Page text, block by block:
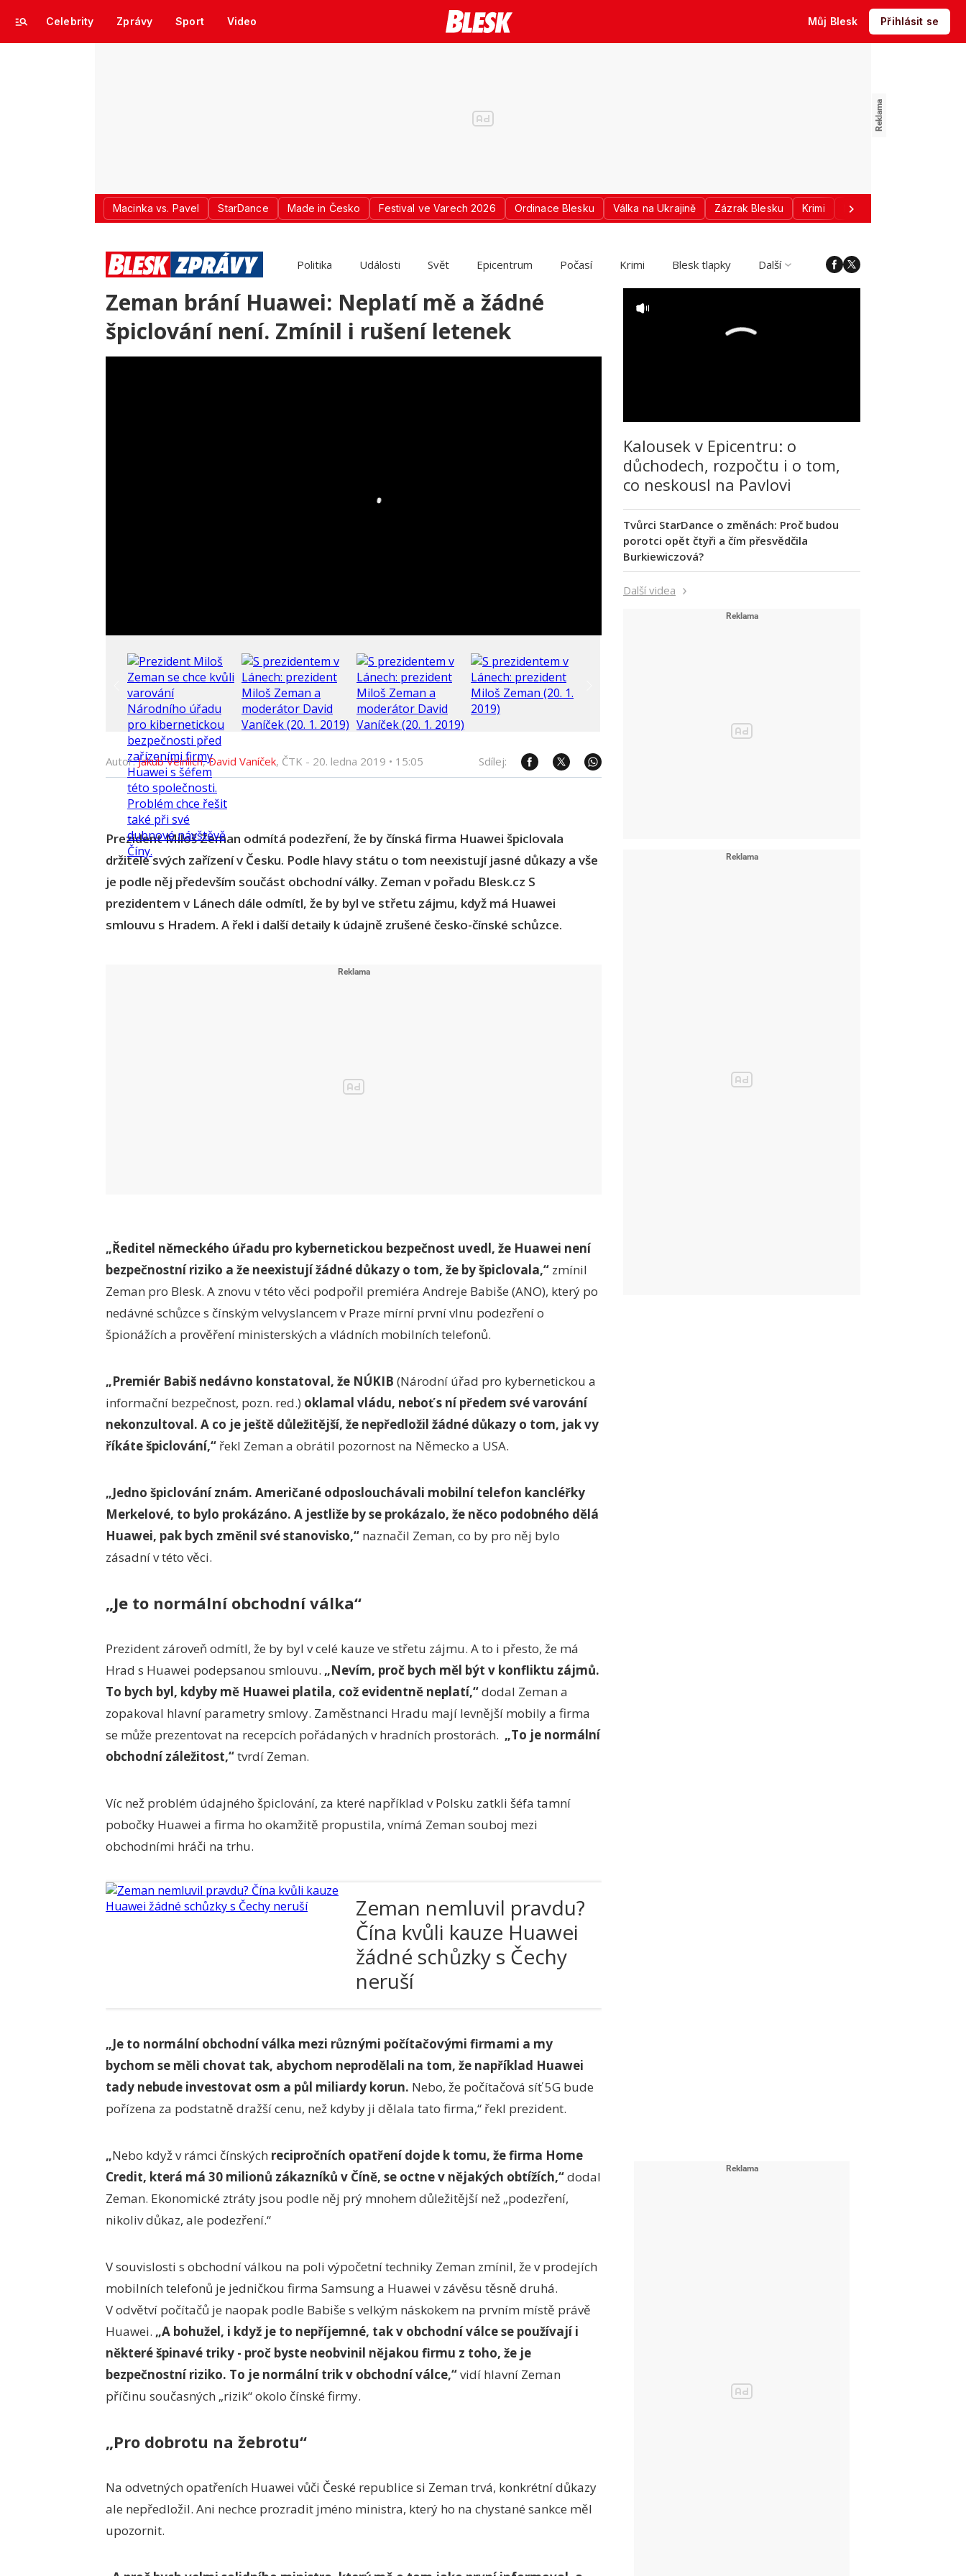
Celebrity Zprávy Sport Video Můj Blesk Přihlásit se
Macinka vs. Pavel StarDance Made in Česko Festival ve Varech 2026 Ordinace Blesku Válka na Ukrajině Zázrak Blesku Krimi Donald Trump
Politika Události Svět Epicentrum Počasí Krimi Blesk tlapky Další
Zeman brání Huawei: Neplatí mě a žádné
špiclování není. Zmínil i rušení letenek
Autor:Jakub Veinlich,David Vaníček, ČTK - 20. ledna 2019 • 15:05 Sdílej:
Prezident Miloš Zeman odmítá podezření, že by čínská firma Huawei špiclovala
držitele svých zařízení v Česku. Podle hlavy státu o tom neexistují jasné důkazy a vše
je podle něj především součást obchodní války. Zeman v pořadu Blesk.cz S
prezidentem v Lánech dále odmítl, že by byl ve střetu zájmu, když má Huawei
smlouvu s Hradem. A řekl i další detaily k údajně zrušené česko-čínské schůzce.
„Ředitel německého úřadu pro kybernetickou bezpečnost uvedl, že Huawei není
bezpečnostní riziko a že neexistují žádné důkazy o tom, že by špiclovala,“ zmínil
Zeman pro Blesk. A znovu v této věci podpořil premiéra Andreje Babiše (ANO), který po
nedávné schůzce s čínským velvyslancem v Praze mírní první vlnu podezření o
špionážích a prověření ministerských a vládních mobilních telefonů.
„Premiér Babiš nedávno konstatoval, že NÚKIB (Národní úřad pro kybernetickou a
informační bezpečnost, pozn. red.) oklamal vládu, neboť s ní předem své varování
nekonzultoval. A co je ještě důležitější, že nepředložil žádné důkazy o tom, jak vy
říkáte špiclování,“ řekl Zeman a obrátil pozornost na Německo a USA.
„Jedno špiclování znám. Američané odposlouchávali mobilní telefon kancléřky
Merkelové, to bylo prokázáno. A jestliže by se prokázalo, že něco podobného dělá
Huawei, pak bych změnil své stanovisko,“ naznačil Zeman, co by pro něj bylo
zásadní v této věci.
„Je to normální obchodní válka“
Prezident zároveň odmítl, že by byl v celé kauze ve střetu zájmu. A to i přesto, že má
Hrad s Huawei podepsanou smlouvu. „Nevím, proč bych měl být v konfliktu zájmů.
To bych byl, kdyby mě Huawei platila, což evidentně neplatí,“dodal Zeman a
zopakoval hlavní parametry smlovy. Zaměstnanci Hradu mají levnější mobily a firma
se může prezentovat na recepcích pořádaných v hradních prostorách. „To je normální
obchodní záležitost,“tvrdí Zeman.
Víc než problém údajného špiclování, za které například v Polsku zatkli šéfa tamní
pobočky Huawei a firma ho okamžitě propustila, vnímá Zeman souboj mezi
obchodními hráči na trhu.
Zeman nemluvil pravdu?
Čína kvůli kauze Huawei
žádné schůzky s Čechy
neruší
„Je to normální obchodní válka mezi různými počítačovými firmami a my
bychom se měli chovat tak, abychom neprodělali na tom, že například Huawei
tady nebude investovat osm a půl miliardy korun. Nebo, že počítačová síť 5G bude
pořízena za podstatně dražší cenu, než kdyby ji dělala tato firma,“ řekl prezident.
„Nebo když v rámci čínských recipročních opatření dojde k tomu, že firma Home
Credit, která má 30 milionů zákazníků v Číně, se octne v nějakých obtížích,“dodal
Zeman. Ekonomické ztráty jsou podle něj prý mnohem důležitější než „podezření,
nikoliv důkaz, ale podezření.“
V souvislosti s obchodní válkou na poli výpočetní techniky Zeman zmínil, že v prodejích
mobilních telefonů je jedničkou firma Samsung a Huawei v závěsu těsně druhá.
V odvětví počítačů je naopak podle Babiše s velkým náskokem na prvním místě právě
Huawei. „A bohužel, i když je to nepříjemné, tak v obchodní válce se používají i
některé špinavé triky - proč byste neobvinil nějakou firmu z toho, že je
bezpečnostní riziko. To je normální trik v obchodní válce,“vidí hlavní Zeman
příčinu současných „rizik“ okolo čínské firmy.
„Pro dobrotu na žebrotu“
Na odvetných opatřeních Huawei vůči České republice si Zeman trvá, konkrétní důkazy
ale nepředložil. Ani nechce prozradit jméno ministra, který ho na chystané sankce měl
upozornit.
Kalousek v Epicentru: o
důchodech, rozpočtu i o tom,
co neskousl na Pavlovi
Tvůrci StarDance o změnách: Proč budou
porotci opět čtyři a čím přesvědčila
Burkiewiczová?
Další videa